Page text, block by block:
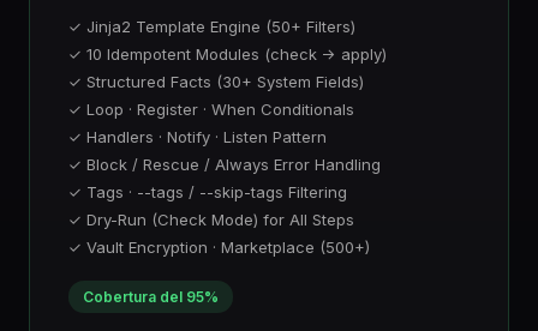
✓ Jinja2 Template Engine (50+ Filters)
✓ 10 Idempotent Modules (check → apply)
✓ Structured Facts (30+ System Fields)
✓ Loop · Register · When Conditionals
✓ Handlers · Notify · Listen Pattern
✓ Block / Rescue / Always Error Handling
✓ Tags · --tags / --skip-tags Filtering
✓ Dry-Run (Check Mode) for All Steps
✓ Vault Encryption · Marketplace (500+)
Cobertura del 95%